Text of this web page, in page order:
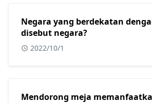
Negara yang berdekatan
disebut negara?
2022/10/1
Mendorong meja